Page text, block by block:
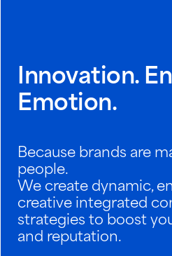
Innovation.
Emotion.
Because brands are
people.
We create dynamic,
creative integrated
strategies to boost
and reputation.